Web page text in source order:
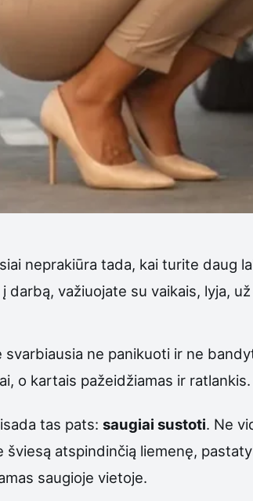
neprakiūra tada, kai turite daug
darbą, važiuojate su vaikais, lyja,
svarbiausia ne panikuoti ir ne
o kartais pažeidžiamas ir
tas pats: saugiai sustoti. Ne
šviesą atspindinčią liemenę,
saugioje vietoje.